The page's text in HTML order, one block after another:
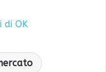
di OK